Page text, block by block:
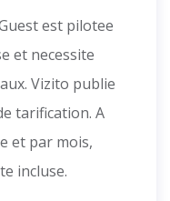
est pilotee
et necessite
Vizito publie
tarification. A
et par mois,
incluse.